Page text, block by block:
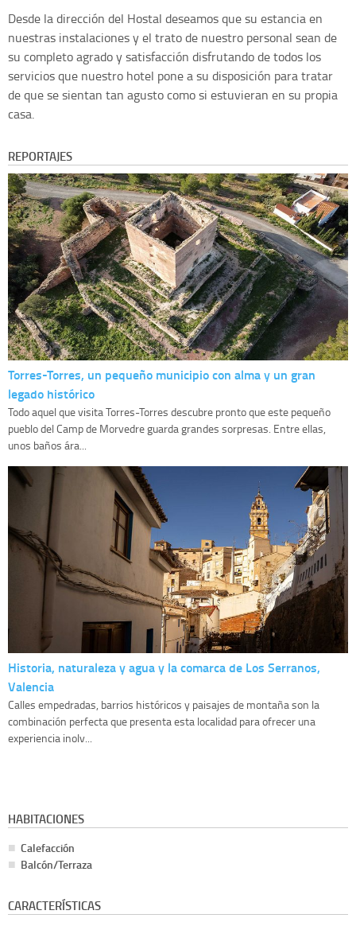
Desde la dirección del Hostal deseamos que su estancia en
nuestras instalaciones y el trato de nuestro personal sean de
su completo agrado y satisfacción disfrutando de todos los
servicios que nuestro hotel pone a su disposición para tratar
de que se sientan tan agusto como si estuvieran en su propia
casa.
REPORTAJES
Torres-Torres, un pequeño municipio con alma y un gran
legado histórico
Todo aquel que visita Torres-Torres descubre pronto que este pequeño
pueblo del Camp de Morvedre guarda grandes sorpresas. Entre ellas,
unos baños ára...
Historia, naturaleza y agua y la comarca de Los Serranos,
Valencia
Calles empedradas, barrios históricos y paisajes de montaña son la
combinación perfecta que presenta esta localidad para ofrecer una
experiencia inolv...
HABITACIONES
Calefacción
Balcón/Terraza
CARACTERÍSTICAS